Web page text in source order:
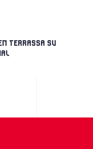
TERRASSA SU